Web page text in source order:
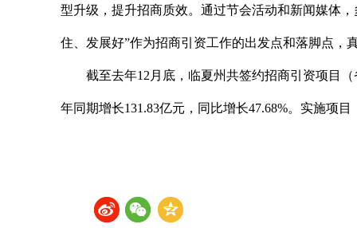
型升级，提升招商质效。通过节会活动和新闻媒体
住、发展好”作为招商引资工作的出发点和落脚点，
截至去年12月底，临夏州共签约招商引资项目
年同期增长131.83亿元，同比增长47.68%。实施项